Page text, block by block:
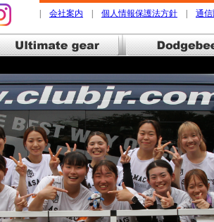
会社案内 個人情報保護法方針 通
ア